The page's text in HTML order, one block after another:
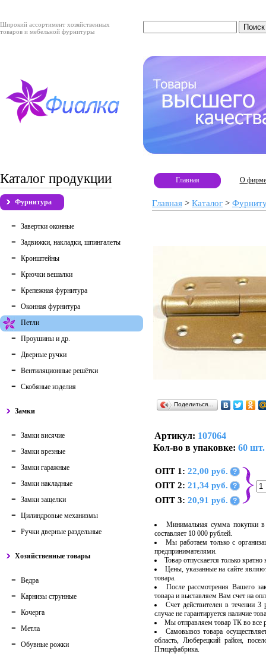
Широкий ассортимент хозяйственных
товаров и мебельной фурнитуры
Каталог продукции
Фурнитура
Завертки оконные
Задвижки, накладки, шпингалеты
Кронштейны
Крючки вешалки
Крепежная фурнитура
Оконная фурнитура
Петли
Проушины и др.
Дверные ручки
Вентиляционные решётки
Скобяные изделия
Замки
Замки висячие
Замки врезные
Замки гаражные
Замки накладные
Замки защелки
Цилиндровые механизмы
Ручки дверные раздельные
Хозяйственные товары
Ведра
Карнизы струнные
Кочерга
Метла
Обувные рожки
Главная О фирме
Главная > Каталог >
Поделиться…
Артикул: 107064
Кол-во в упаковке: 60 шт.
ОПТ 1: 22,00 руб. ?
ОПТ 2: 21,34 руб. ?
ОПТ 3: 20,91 руб. ?
Минимальная сумма покупки в
составляет 10 000 рублей.
Мы работаем только с
предпринимателями.
Товар отпускается только
Цены, указанные на сайте
товара.
После рассмотрения Вашего
товара и выставляем Вам счет на
Счет действителен в течении
случае не гарантируется наличие
Мы отправляем товар ТК во
Самовывоз товара
область, Люберецкий район,
Птицефабрика.